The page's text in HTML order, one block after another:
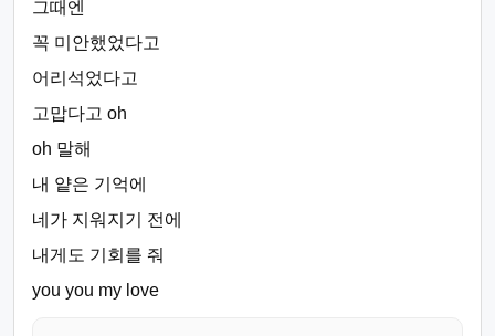
그때엔
꼭 미안했었다고
어리석었다고
고맙다고 oh
oh 말해
내 얕은 기억에
네가 지워지기 전에
내게도 기회를 줘
you you my love